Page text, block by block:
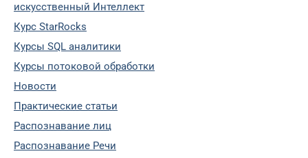
искусственный Интеллект
Курс StarRocks
Курсы SQL аналитики
Курсы потоковой обработки
Новости
Практические статьи
Распознавание лиц
Распознавание Речи